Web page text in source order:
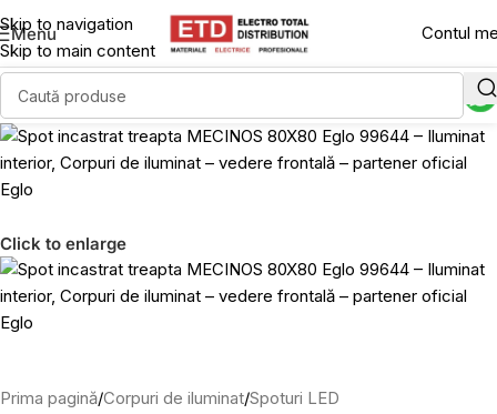
Skip to navigation
Skip to main content
Menu Contul
Click to enlarge
Prima pagină/Corpuri de iluminat/Spoturi LED